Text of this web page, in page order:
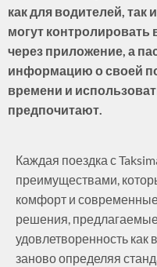
как для водителей,
могут контролировать
через приложение, а
информацию о своей
времени и
предпочитают.
Каждая поездка с
преимуществами,
комфорт и
решения,
удовлетворенность как
заново определяя